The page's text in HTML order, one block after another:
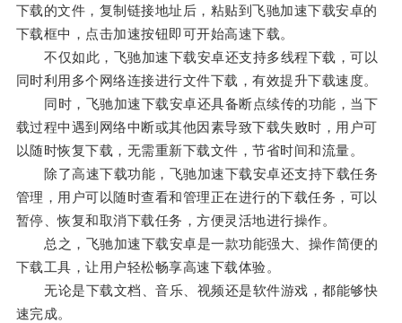
下载的文件，复制链接地址后，粘贴到飞驰加速下载安卓的
下载框中，点击加速按钮即可开始高速下载。
不仅如此，飞驰加速下载安卓还支持多线程下载，可以
同时利用多个网络连接进行文件下载，有效提升下载速度。
同时，飞驰加速下载安卓还具备断点续传的功能，当下
载过程中遇到网络中断或其他因素导致下载失败时，用户可
以随时恢复下载，无需重新下载文件，节省时间和流量。
除了高速下载功能，飞驰加速下载安卓还支持下载任务
管理，用户可以随时查看和管理正在进行的下载任务，可以
暂停、恢复和取消下载任务，方便灵活地进行操作。
总之，飞驰加速下载安卓是一款功能强大、操作简便的
下载工具，让用户轻松畅享高速下载体验。
无论是下载文档、音乐、视频还是软件游戏，都能够快
速完成。